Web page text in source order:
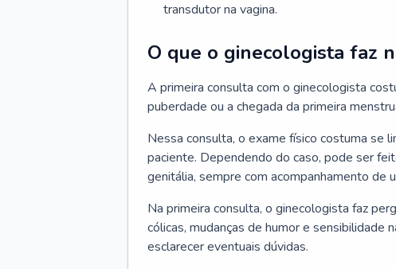
transdutor na vagina.
O que o ginecologista faz
A primeira consulta com o ginecologista
puberdade ou a chegada da primeira
Nessa consulta, o exame físico costuma se
paciente. Dependendo do caso, pode ser
genitália, sempre com acompanhamento de
Na primeira consulta, o ginecologista faz
cólicas, mudanças de humor e sensibilidade
esclarecer eventuais dúvidas.